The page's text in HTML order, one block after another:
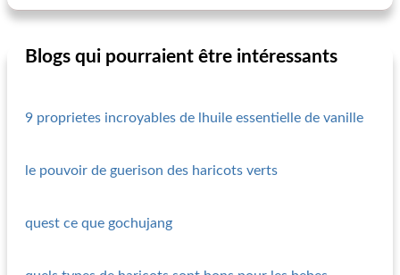
Blogs qui pourraient être intéressants
9 proprietes incroyables de lhuile essentielle de vanille
le pouvoir de guerison des haricots verts
quest ce que gochujang